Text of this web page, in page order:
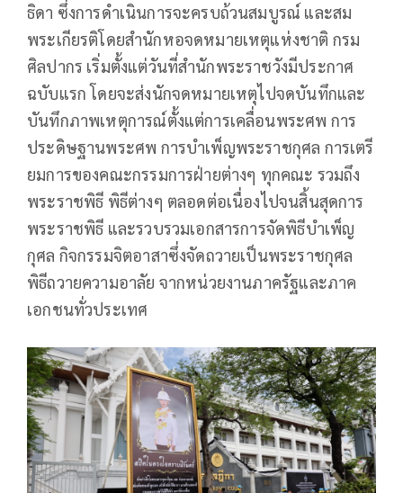
ธิดา ซึ่งการดำเนินการจะครบถ้วนสมบูรณ์ และสม
พระเกียรติโดยสำนักหอจดหมายเหตุแห่งชาติ กรม
ศิลปากร เริ่มตั้งแต่วันที่สำนักพระราชวังมีประกาศ
ฉบับแรก โดยจะส่งนักจดหมายเหตุไปจดบันทึกและ
บันทึกภาพเหตุการณ์ตั้งแต่การเคลื่อนพระศพ การ
ประดิษฐานพระศพ การบำเพ็ญพระราชกุศล การเตรี
ยมการของคณะกรรมการฝ่ายต่างๆ ทุกคณะ รวมถึง
พระราชพิธี พิธีต่างๆ ตลอดต่อเนื่องไปจนสิ้นสุดการ
พระราชพิธี และรวบรวมเอกสารการจัดพิธีบำเพ็ญ
กุศล กิจกรรมจิตอาสาซึ่งจัดถวายเป็นพระราชกุศล
พิธีถวายความอาลัย จากหน่วยงานภาครัฐและภาค
เอกชนทั่วประเทศ